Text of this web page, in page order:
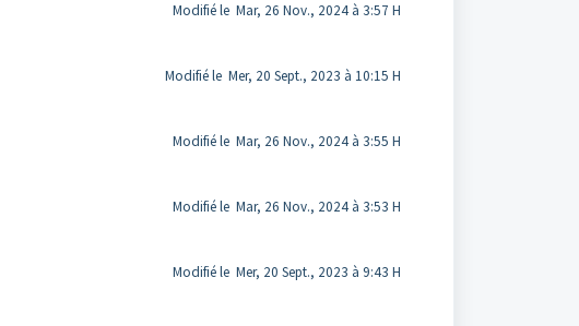
Modifié le Mar, 26 Nov., 2024 à 3:57 H
Modifié le Mer, 20 Sept., 2023 à 10:15 H
Modifié le Mar, 26 Nov., 2024 à 3:55 H
Modifié le Mar, 26 Nov., 2024 à 3:53 H
Modifié le Mer, 20 Sept., 2023 à 9:43 H